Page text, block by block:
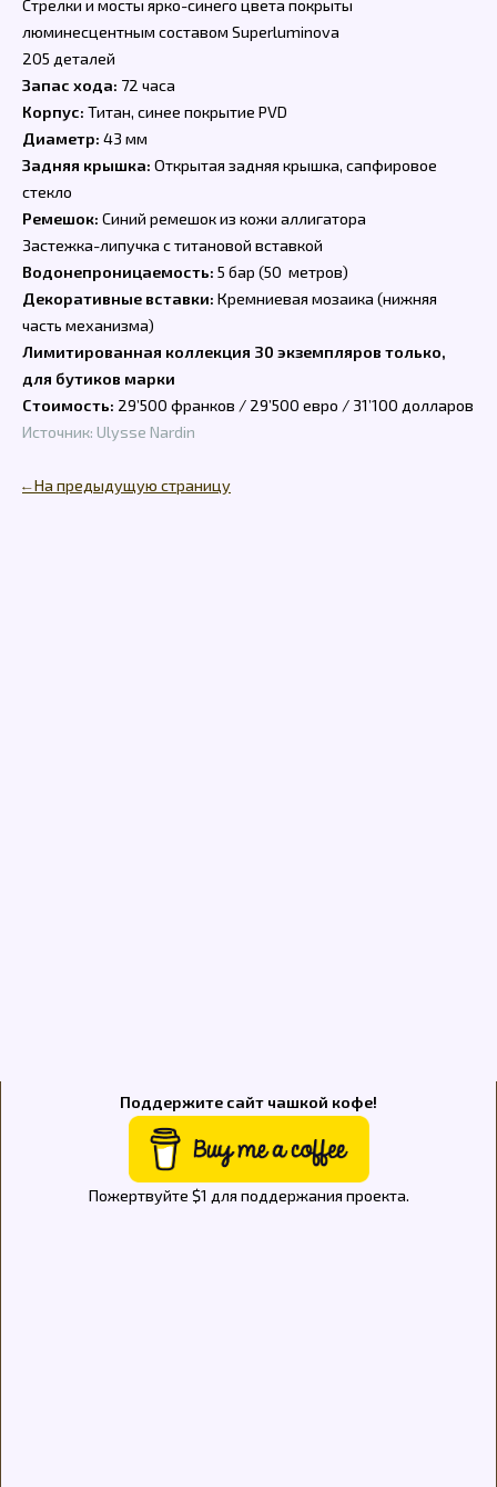
Стрелки и мосты ярко-синего цвета покрыты
люминесцентным составом Superluminova
205 деталей
Запас хода: 72 часа
Корпус: Титан, синее покрытие PVD
Диаметр: 43 мм
Задняя крышка: Открытая задняя крышка, сапфировое
стекло
Ремешок: Синий ремешок из кожи аллигатора
Застежка-липучка с титановой вставкой
Водонепроницаемость: 5 бар (50 метров)
Декоративные вставки: Кремниевая мозаика (нижняя
часть механизма)
Лимитированная коллекция 30 экземпляров только,
для бутиков марки
Стоимость: 29’500 франков / 29’500 евро / 31’100 долларов
Источник: Ulysse Nardin
← На предыдущую страницу
Поддержите сайт чашкой кофе!
Пожертвуйте $1 для поддержания проекта.